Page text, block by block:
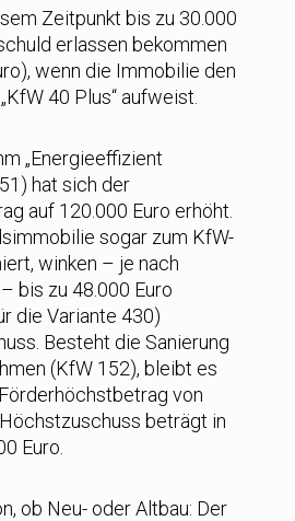
Zeitpunkt bis zu 30.000
erlassen bekommen
wenn die Immobilie den
40 Plus“ aufweist.
„Energieeffizient
hat sich der
auf 120.000 Euro erhöht.
sogar zum KfW-
winken – je nach
bis zu 48.000 Euro
die Variante 430)
Besteht die Sanierung
(KfW 152), bleibt es
von
beträgt in
Euro.
ob Neu- oder Altbau: Der